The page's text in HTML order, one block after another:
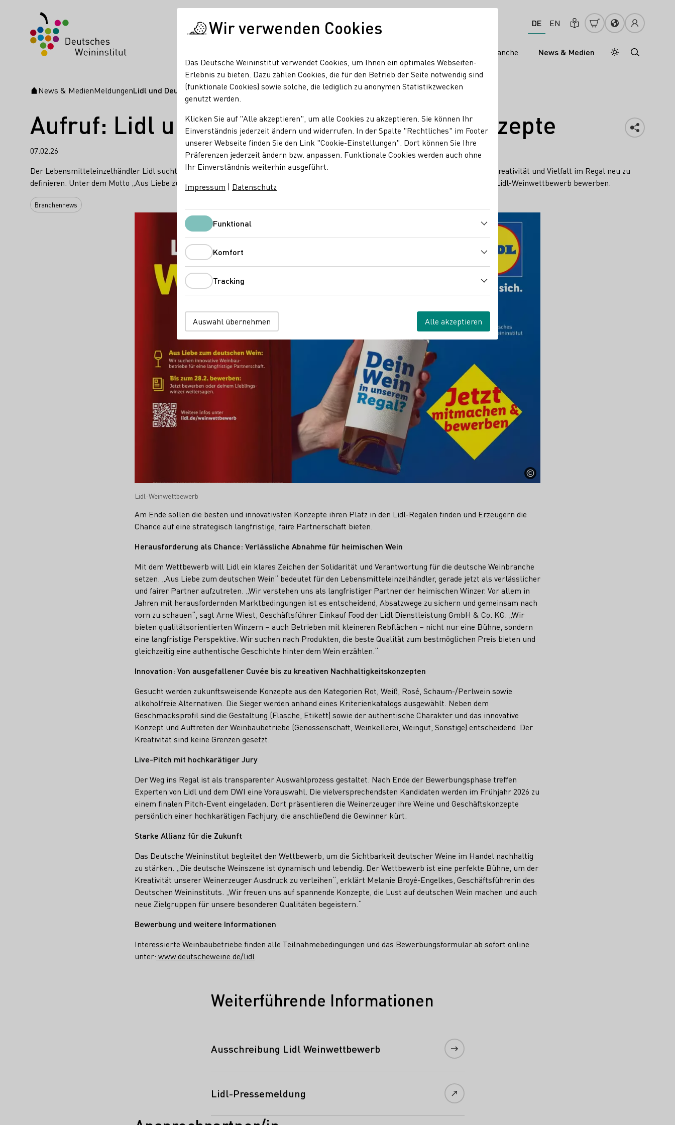
DE EN
Weinbranche News & Medien Tagesmodus
Nachtmodus
Startseite
News & MedienMeldungenLidl und Deutsches Weininstitut starten Wettbewerb für heimischen Wein
Aufruf: Lidl und DWI suchen neue Weinkonzepte
07.02.26
Der Lebensmitteleinzelhändler Lidl sucht gemeinsam mit dem Deutschen Weininstitut (DWI) zukunftsweisende Weinkonzepte, um Kreativität und Vielfalt im Regal neu zu
definieren. Unter dem Motto „Aus Liebe zum deutschen Wein“ können sich Weinerzeuger ab sofort bis zum 28. Februar 2026 für den Lidl-Weinwettbewerb bewerben.
Branchennews
Lidl-Weinwettbewerb
Am Ende sollen die besten und innovativsten Konzepte ihren Platz in den Lidl-Regalen finden und Erzeugern die
Chance auf eine strategisch langfristige, faire Partnerschaft bieten.
Herausforderung als Chance: Verlässliche Abnahme für heimischen Wein
Mit dem Wettbewerb will Lidl ein klares Zeichen der Solidarität und Verantwortung für die deutsche Weinbranche
setzen. „Aus Liebe zum deutschen Wein“ bedeutet für den Lebensmitteleinzelhändler, gerade jetzt als verlässlicher
und fairer Partner aufzutreten. „Wir verstehen uns als langfristiger Partner der heimischen Winzer. Vor allem in
Jahren mit herausfordernden Marktbedingungen ist es entscheidend, Absatzwege zu sichern und gemeinsam nach
vorn zu schauen“, sagt Arne Wiest, Geschäftsführer Einkauf Food der Lidl Dienstleistung GmbH & Co. KG. „Wir
bieten qualitätsorientierten Winzern – auch Betrieben mit kleineren Rebflächen – nicht nur eine Bühne, sondern
eine langfristige Perspektive. Wir suchen nach Produkten, die beste Qualität zum bestmöglichen Preis bieten und
gleichzeitig eine authentische Geschichte hinter dem Wein erzählen.“
Innovation: Von ausgefallener Cuvée bis zu kreativen Nachhaltigkeitskonzepten
Gesucht werden zukunftsweisende Konzepte aus den Kategorien Rot, Weiß, Rosé, Schaum-/Perlwein sowie
alkoholfreie Alternativen. Die Sieger werden anhand eines Kriterienkatalogs ausgewählt. Neben dem
Geschmacksprofil sind die Gestaltung (Flasche, Etikett) sowie der authentische Charakter und das innovative
Konzept und Auftreten der Weinbaubetriebe (Genossenschaft, Weinkellerei, Weingut, Sonstige) entscheidend. Der
Kreativität sind keine Grenzen gesetzt.
Live-Pitch mit hochkarätiger Jury
Der Weg ins Regal ist als transparenter Auswahlprozess gestaltet. Nach Ende der Bewerbungsphase treffen
Experten von Lidl und dem DWI eine Vorauswahl. Die vielversprechendsten Kandidaten werden im Frühjahr 2026 zu
einem finalen Pitch-Event eingeladen. Dort präsentieren die Weinerzeuger ihre Weine und Geschäftskonzepte
persönlich einer hochkarätigen Fachjury, die anschließend die Gewinner kürt.
Starke Allianz für die Zukunft
Das Deutsche Weininstitut begleitet den Wettbewerb, um die Sichtbarkeit deutscher Weine im Handel nachhaltig
zu stärken. „Die deutsche Weinszene ist dynamisch und lebendig. Der Wettbewerb ist eine perfekte Bühne, um der
Kreativität unserer Weinerzeuger Ausdruck zu verleihen“, erklärt Melanie Broyé-Engelkes, Geschäftsführerin des
Deutschen Weininstituts. „Wir freuen uns auf spannende Konzepte, die Lust auf deutschen Wein machen und auch
neue Zielgruppen für unsere besonderen Qualitäten begeistern.“
Bewerbung und weitere Informationen
Interessierte Weinbaubetriebe finden alle Teilnahmebedingungen und das Bewerbungsformular ab sofort online
unter: www.deutscheweine.de/lidl
Weiterführende Informationen
Ausschreibung Lidl Weinwettbewerb
Lidl-Pressemeldung
Wir verwenden Cookies
Das Deutsche Weininstitut verwendet Cookies, um Ihnen ein optimales Webseiten-
Erlebnis zu bieten. Dazu zählen Cookies, die für den Betrieb der Seite notwendig sind
(funktionale Cookies) sowie solche, die lediglich zu anonymen Statistikzwecken
genutzt werden.
Klicken Sie auf "Alle akzeptieren", um alle Cookies zu akzeptieren. Sie können Ihr
Einverständnis jederzeit ändern und widerrufen. In der Spalte "Rechtliches" im Footer
unserer Webseite finden Sie den Link "Cookie-Einstellungen". Dort können Sie Ihre
Präferenzen jederzeit ändern bzw. anpassen. Funktionale Cookies werden auch ohne
Ihr Einverständnis weiterhin ausgeführt.
Impressum | Datenschutz
FunktionalFunktional
Komfort
Tracking
Auswahl übernehmen Alle akzeptieren